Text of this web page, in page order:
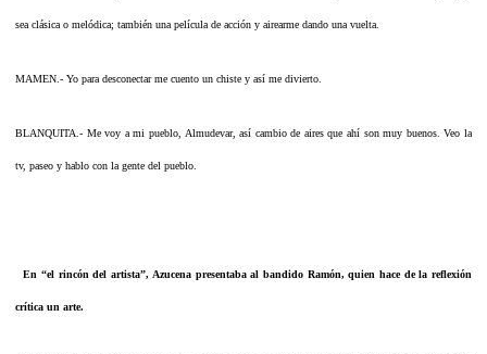
sea clásica o melódica; también una película de acción y airearme dando una vuelta.
MAMEN.- Yo para desconectar me cuento un chiste y así me divierto.
BLANQUITA.- Me voy a mi pueblo, Almudevar, así cambio de aires que ahí son muy buenos. Veo la
tv, paseo y hablo con la gente del pueblo.
En “el rincón del artista”, Azucena presentaba al bandido Ramón, quien hace de la reflexión
crítica un arte.